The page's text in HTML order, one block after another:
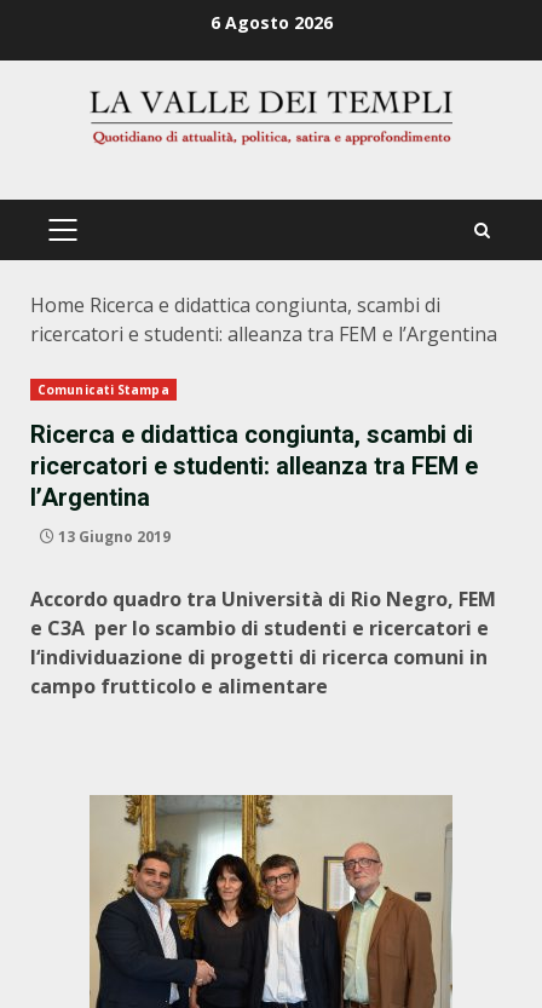
6 Agosto 2026
PRIMÄRES
Home Ricerca e didattica congiunta, scambi di
ricercatori e studenti: alleanza tra FEM e l’Argentina
Comunicati Stampa
Ricerca e didattica congiunta, scambi di
ricercatori e studenti: alleanza tra FEM e
l’Argentina
13 Giugno 2019
Accordo quadro tra Università di Rio Negro, FEM
e C3A per lo scambio di studenti e ricercatori e
l‘individuazione di progetti di ricerca comuni in
campo frutticolo e alimentare